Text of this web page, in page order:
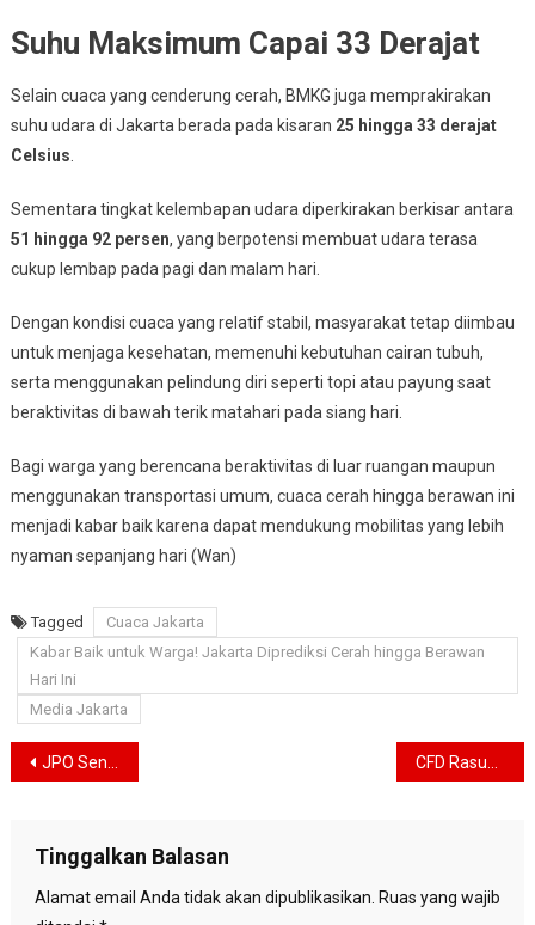
Suhu Maksimum Capai 33 Derajat
Selain cuaca yang cenderung cerah, BMKG juga memprakirakan
suhu udara di Jakarta berada pada kisaran 25 hingga 33 derajat
Celsius
Sementara tingkat kelembapan udara diperkirakan berkisar antara
51 hingga 92 persen, yang berpotensi membuat udara terasa
cukup lembap pada pagi dan malam hari.
Dengan kondisi cuaca yang relatif stabil, masyarakat tetap diimbau
untuk menjaga kesehatan, memenuhi kebutuhan cairan tubuh,
serta menggunakan pelindung diri seperti topi atau payung saat
beraktivitas di bawah terik matahari pada siang hari.
Bagi warga yang berencana beraktivitas di luar ruangan maupun
menggunakan transportasi umum, cuaca cerah hingga berawan ini
menjadi kabar baik karena dapat mendukung mobilitas yang lebih
nyaman sepanjang hari (Wan)
Tagged
Cuaca Jakarta
Kabar Baik untuk Warga! Jakarta Diprediksi Cerah hingga Berawan
Hari Ini
Media Jakarta
Navigasi
JPO Senen Sentral Kembali Dibuka, Pejalan Kaki Kini Bisa Menyeberang Lebih Nyaman
Tinggalkan Balasan
Alamat email Anda tidak akan dipublikasikan. Ruas yang wajib